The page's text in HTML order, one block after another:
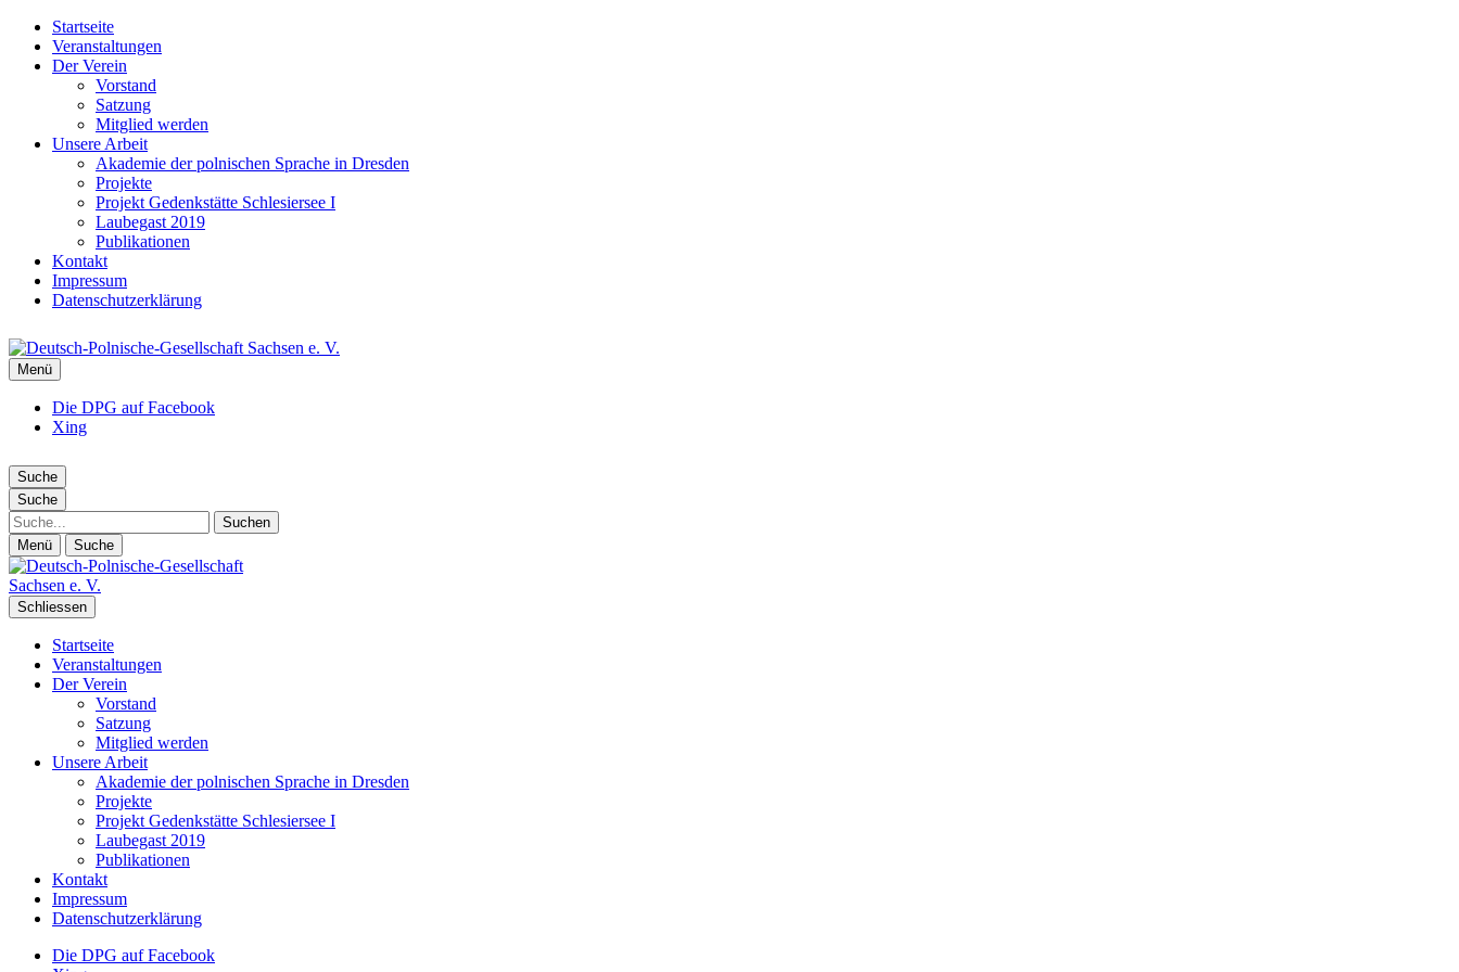
Startseite
Veranstaltungen
Der Verein
Vorstand
Satzung
Mitglied werden
Unsere Arbeit
Akademie der polnischen Sprache in Dresden
Projekte
Projekt Gedenkstätte Schlesiersee I
Laubegast 2019
Publikationen
Kontakt
Impressum
Datenschutzerklärung
DEUTSCH-POLNISCHE-GESELLSCHAFT SACHSEN E. V.
DPG Sachsen
Menü
Die DPG auf Facebook
Xing
Suche
Suche
Suche
Menü Suche
Schliessen
Startseite
Veranstaltungen
Der Verein
Vorstand
Satzung
Mitglied werden
Unsere Arbeit
Akademie der polnischen Sprache in Dresden
Projekte
Projekt Gedenkstätte Schlesiersee I
Laubegast 2019
Publikationen
Kontakt
Impressum
Datenschutzerklärung
Die DPG auf Facebook